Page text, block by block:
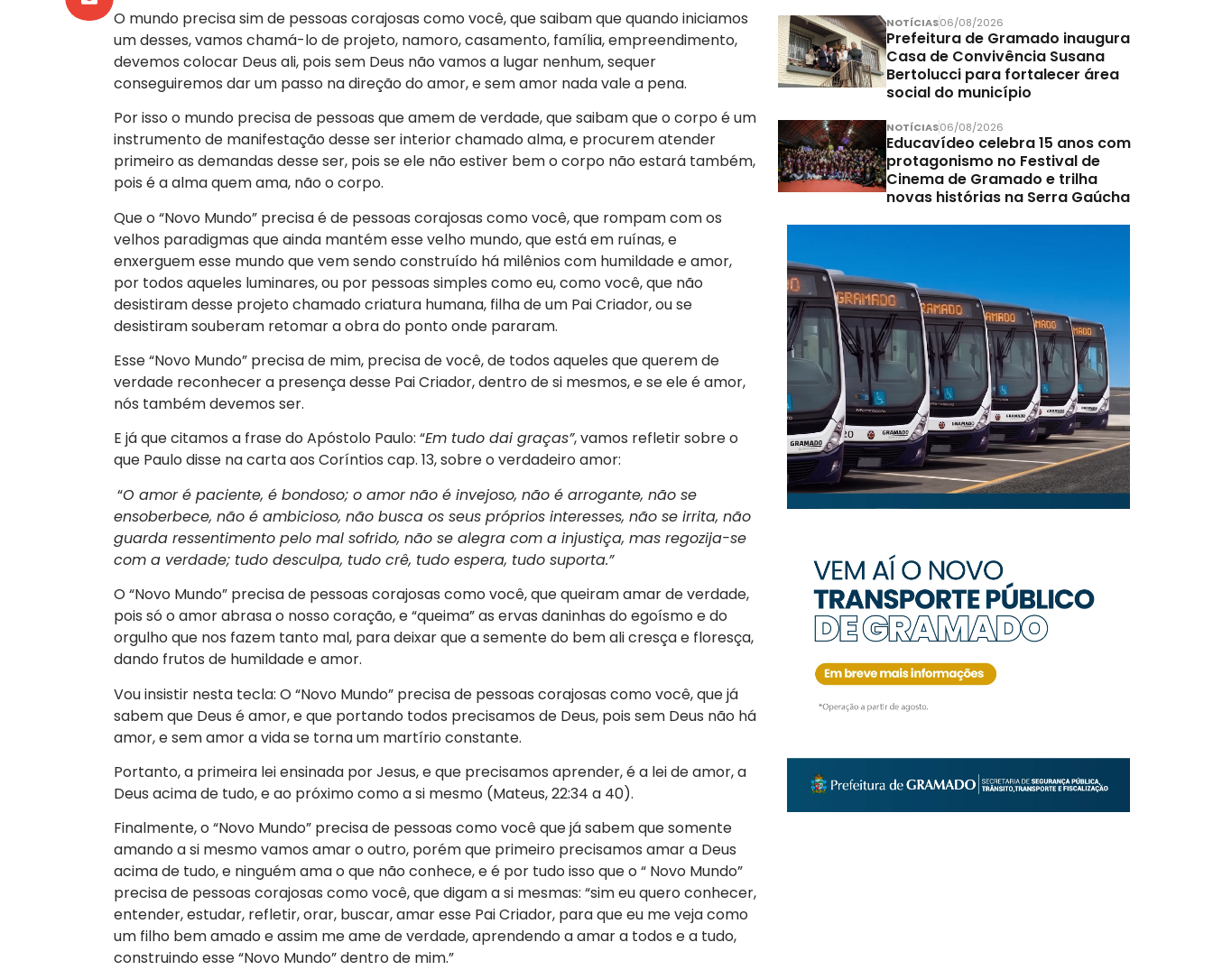
O mundo precisa sim de pessoas corajosas como você, que saibam que quando iniciamos
um desses, vamos chamá-lo de projeto, namoro, casamento, família, empreendimento,
devemos colocar Deus ali, pois sem Deus não vamos a lugar nenhum, sequer
conseguiremos dar um passo na direção do amor, e sem amor nada vale a pena.
Por isso o mundo precisa de pessoas que amem de verdade, que saibam que o corpo é um
instrumento de manifestação desse ser interior chamado alma, e procurem atender
primeiro as demandas desse ser, pois se ele não estiver bem o corpo não estará também,
pois é a alma quem ama, não o corpo.
Que o “Novo Mundo” precisa é de pessoas corajosas como você, que rompam com os
velhos paradigmas que ainda mantém esse velho mundo, que está em ruínas, e
enxerguem esse mundo que vem sendo construído há milênios com humildade e amor,
por todos aqueles luminares, ou por pessoas simples como eu, como você, que não
desistiram desse projeto chamado criatura humana, filha de um Pai Criador, ou se
desistiram souberam retomar a obra do ponto onde pararam.
Esse “Novo Mundo” precisa de mim, precisa de você, de todos aqueles que querem de
verdade reconhecer a presença desse Pai Criador, dentro de si mesmos, e se ele é amor,
nós também devemos ser.
E já que citamos a frase do Apóstolo Paulo: “Em tudo dai graças”, vamos refletir sobre o
que Paulo disse na carta aos Coríntios cap. 13, sobre o verdadeiro amor:
“O amor é paciente, é bondoso; o amor não é invejoso, não é arrogante, não se
ensoberbece, não é ambicioso, não busca os seus próprios interesses, não se irrita, não
guarda ressentimento pelo mal sofrido, não se alegra com a injustiça, mas regozija-se
com a verdade; tudo desculpa, tudo crê, tudo espera, tudo suporta.”
O “Novo Mundo” precisa de pessoas corajosas como você, que queiram amar de verdade,
pois só o amor abrasa o nosso coração, e “queima” as ervas daninhas do egoísmo e do
orgulho que nos fazem tanto mal, para deixar que a semente do bem ali cresça e floresça,
dando frutos de humildade e amor.
Vou insistir nesta tecla: O “Novo Mundo” precisa de pessoas corajosas como você, que já
sabem que Deus é amor, e que portando todos precisamos de Deus, pois sem Deus não há
amor, e sem amor a vida se torna um martírio constante.
Portanto, a primeira lei ensinada por Jesus, e que precisamos aprender, é a lei de amor, a
Deus acima de tudo, e ao próximo como a si mesmo (Mateus, 22:34 a 40).
Finalmente, o “Novo Mundo” precisa de pessoas como você que já sabem que somente
amando a si mesmo vamos amar o outro, porém que primeiro precisamos amar a Deus
acima de tudo, e ninguém ama o que não conhece, e é por tudo isso que o “ Novo Mundo”
precisa de pessoas corajosas como você, que digam a si mesmas: “sim eu quero conhecer,
entender, estudar, refletir, orar, buscar, amar esse Pai Criador, para que eu me veja como
um filho bem amado e assim me ame de verdade, aprendendo a amar a todos e a tudo,
construindo esse “Novo Mundo” dentro de mim.”
NOTÍCIAS06/08/2026
Prefeitura de Gramado inaugura
Casa de Convivência Susana
Bertolucci para fortalecer área
social do município
NOTÍCIAS06/08/2026
Educavídeo celebra 15 anos com
protagonismo no Festival de
Cinema de Gramado e trilha
novas histórias na Serra Gaúcha